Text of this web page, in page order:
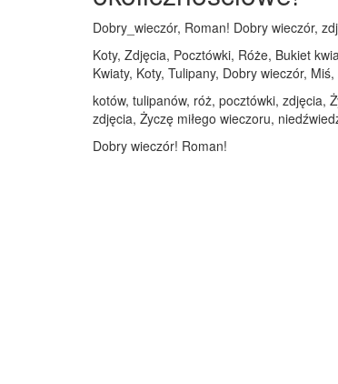
Dobry_wieczór, Roman! Dobry wieczór,
Koty, Zdjęcia, Pocztówki, Róże, Bukiet
Kwiaty, Koty, Tulipany, Dobry wieczór,
kotów, tulipanów, róż, pocztówki, zdjęcia,
zdjęcia, Życzę miłego wieczoru,
Dobry wieczór! Roman!